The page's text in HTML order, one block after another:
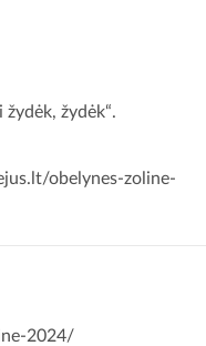
žydėk“.
obelynes-zoline-
2024/